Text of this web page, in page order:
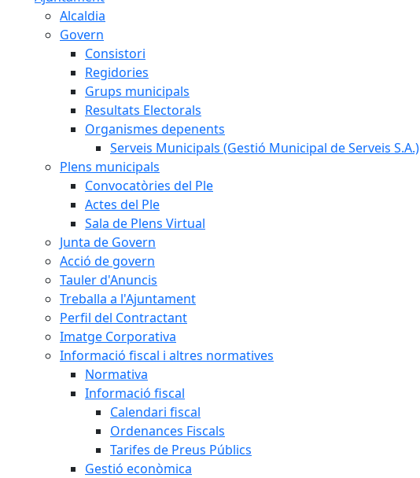
Alcaldia
Govern
Consistori
Regidories
Grups municipals
Resultats Electorals
Organismes depenents
Serveis Municipals (Gestió Municipal de Serveis S.A.)
Plens municipals
Convocatòries del Ple
Actes del Ple
Sala de Plens Virtual
Junta de Govern
Acció de govern
Tauler d'Anuncis
Treballa a l'Ajuntament
Perfil del Contractant
Imatge Corporativa
Informació fiscal i altres normatives
Normativa
Informació fiscal
Calendari fiscal
Ordenances Fiscals
Tarifes de Preus Públics
Gestió econòmica